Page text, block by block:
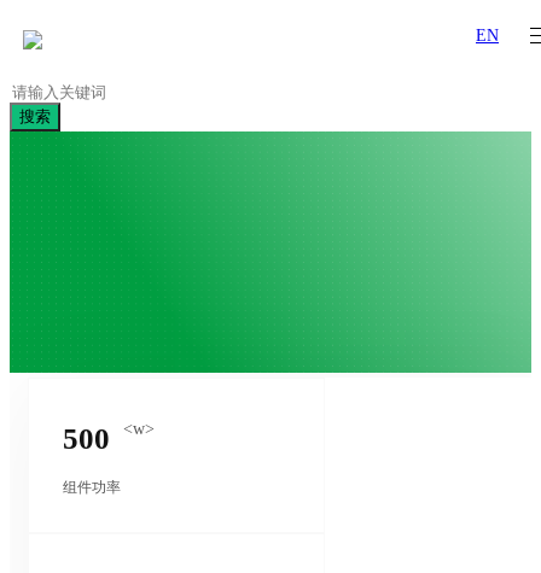
EN
搜索
500 <w>
组件功率